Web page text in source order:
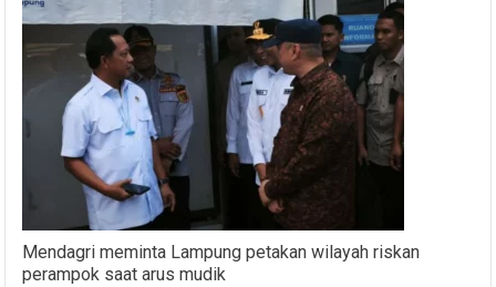
Mendagri meminta Lampung petakan wilayah riskan
perampok saat arus mudik